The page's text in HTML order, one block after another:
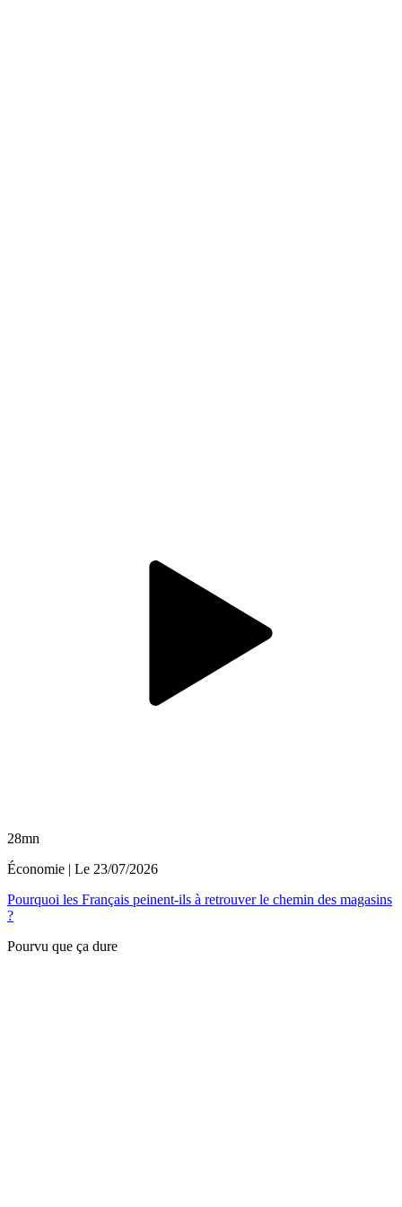
28mn
Économie | Le 23/07/2026
Pourquoi les Français peinent-ils à retrouver le chemin des magasins
?
Pourvu que ça dure